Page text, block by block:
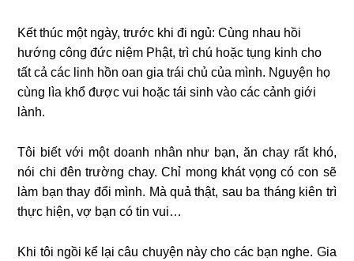
Kết thúc một ngày, trước khi đi ngủ: Cùng nhau hồi
hướng công đức niệm Phật, trì chú hoặc tụng kinh cho
tất cả các linh hồn oan gia trái chủ của mình. Nguyện họ
cùng lìa khổ được vui hoặc tái sinh vào các cảnh giới
lành.
Tôi biết với một doanh nhân như bạn, ăn chay rất khó,
nói chi đên trường chay. Chỉ mong khát vọng có con sẽ
làm bạn thay đổi mình. Mà quả thật, sau ba tháng kiên trì
thực hiện, vợ bạn có tin vui…
Khi tôi ngồi kể lại câu chuyện này cho các bạn nghe. Gia